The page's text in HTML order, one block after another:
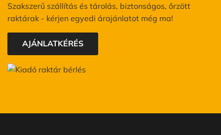
Szakszerű szállítás és tárolás, biztonságos, őrzött
raktárak - kérjen egyedi árajánlatot még ma!
AJÁNLATKÉRÉS